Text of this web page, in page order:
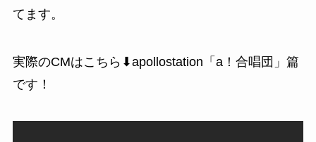
てます。
実際のCMはこちら⬇apollostation「a！合唱団」 篇
です！